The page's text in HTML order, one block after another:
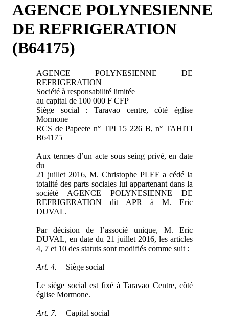
AGENCE POLYNESIENNE
DE REFRIGERATION
(B64175)
AGENCE POLYNESIENNE DE
REFRIGERATION
Société à responsabilité limitée
au capital de 100 000 F CFP
Siège social : Taravao centre, côté église
Mormone
RCS de Papeete n° TPI 15 226 B, n° TAHITI
B64175
Aux termes d’un acte sous seing privé, en date
du
21 juillet 2016, M. Christophe PLEE a cédé la
totalité des parts sociales lui appartenant dans la
société AGENCE POLYNESIENNE DE
REFRIGERATION dit APR à M. Eric
DUVAL.
Par décision de l’associé unique, M. Eric
DUVAL, en date du 21 juillet 2016, les articles
4, 7 et 10 des statuts sont modifiés comme suit :
Art. 4.— Siège social
Le siège social est fixé à Taravao Centre, côté
église Mormone.
Art. 7.—Capital social